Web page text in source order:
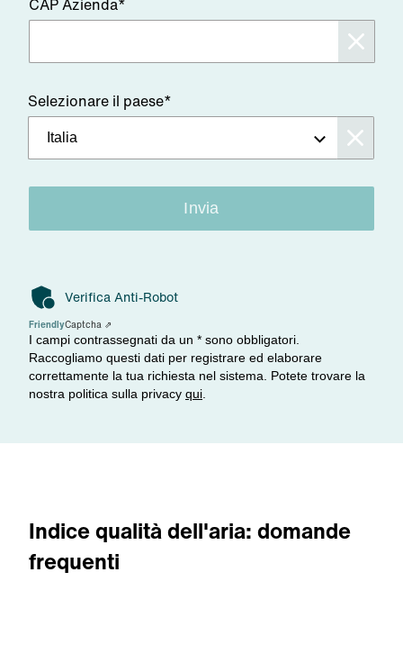
CAP Azienda*
Selezionare il paese*
Verifica Anti-Robot
FriendlyCaptcha ⇗
Invia
I campi contrassegnati da un * sono obbligatori.
Raccogliamo questi dati per registrare ed elaborare
correttamente la tua richiesta nel sistema. Potete trovare la
nostra politica sulla privacy qui
Indice qualità dell'aria: domande
frequenti